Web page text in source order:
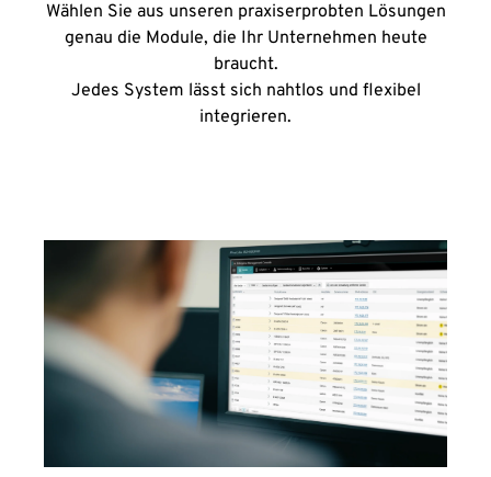
Wählen Sie aus unseren praxiserprobten Lösungen
genau die Module, die Ihr Unternehmen heute
braucht.
Jedes System lässt sich nahtlos und flexibel
integrieren.